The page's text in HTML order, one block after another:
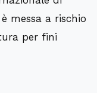
messa a rischio
per fini